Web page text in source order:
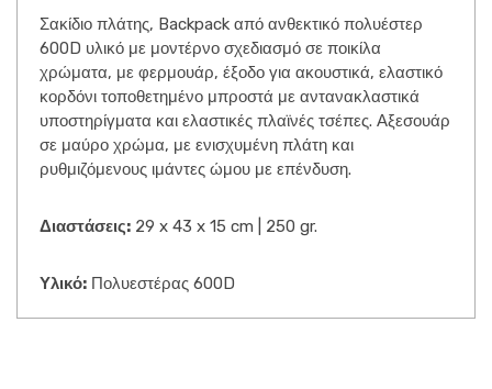
Σακίδιο πλάτης, Backpack από ανθεκτικό πολυέστερ
600D υλικό με μοντέρνο σχεδιασμό σε ποικίλα
χρώματα, με φερμουάρ, έξοδο για ακουστικά, ελαστικό
κορδόνι τοποθετημένο μπροστά με αντανακλαστικά
υποστηρίγματα και ελαστικές πλαϊνές τσέπες. Αξεσουάρ
σε μαύρο χρώμα, με ενισχυμένη πλάτη και
ρυθμιζόμενους ιμάντες ώμου με επένδυση.
Διαστάσεις: 29 x 43 x 15 cm | 250 gr.
Υλικό: Πολυεστέρας 600D